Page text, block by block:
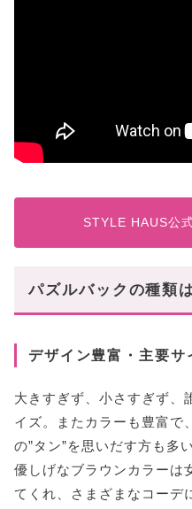
STYLE HAUS公
パズルバックの種類
デザイン豊富・主要
大きすぎず、小さすぎず、
イズ。またカラーも豊富で
の”タン”を思いだす方も多
優しげなブラウンカラーは
てくれ、さまざまなコーデ